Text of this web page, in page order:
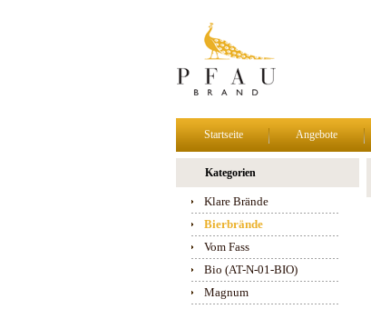
Startseite Angebote
Kategorien
Klare Brände
Bierbrände
Vom Fass
Bio (AT-N-01-BIO)
Magnum